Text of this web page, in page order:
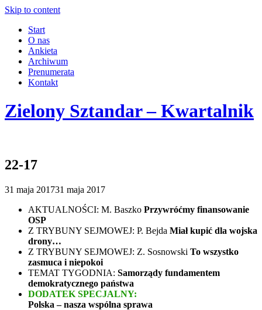
Skip to content
Start
O nas
Ankieta
Archiwum
Prenumerata
Kontakt
Zielony Sztandar – Kwartalnik
22-17
31 maja 201731 maja 2017
AKTUALNOŚCI: M. Baszko Przywróćmy finansowanie
OSP
Z TRYBUNY SEJMOWEJ: P. Bejda Miał kupić dla wojska
drony…
Z TRYBUNY SEJMOWEJ: Z. Sosnowski To wszystko
zasmuca i niepokoi
TEMAT TYGODNIA: Samorządy fundamentem
demokratycznego państwa
DODATEK SPECJALNY:
Polska – nasza wspólna sprawa